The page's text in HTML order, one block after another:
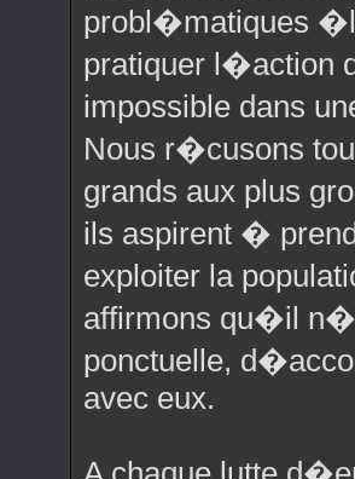
probl�matiques
pratiquer l�action
impossible dans
Nous r�cusons
grands aux plus
ils aspirent �
exploiter la
affirmons qu�il
ponctuelle,
avec eux.